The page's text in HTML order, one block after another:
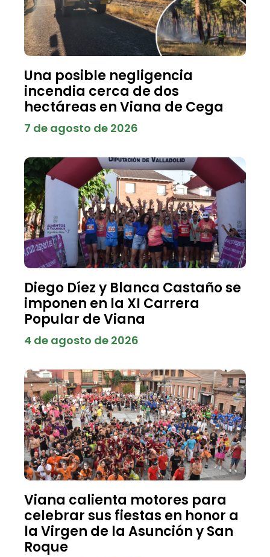
Una posible negligencia
incendia cerca de dos
hectáreas en Viana de Cega
7 de agosto de 2026
Diego Díez y Blanca Castaño se
imponen en la XI Carrera
Popular de Viana
4 de agosto de 2026
Viana calienta motores para
celebrar sus fiestas en honor a
la Virgen de la Asunción y San
Roque